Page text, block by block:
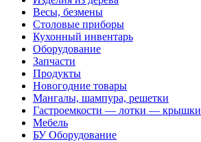
Весы, безмены
Столовые приборы
Кухонный инвентарь
Оборудование
Запчасти
Продукты
Новогодние товары
Мангалы, шампура, решетки
Гастроемкости — лотки — крышки
Мебель
БУ Оборудование